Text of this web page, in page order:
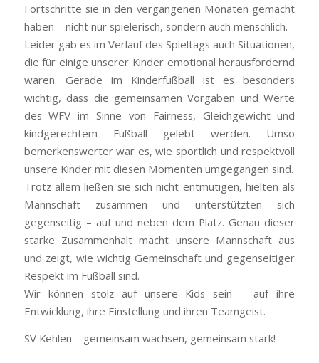
Fortschritte sie in den vergangenen Monaten gemacht
haben – nicht nur spielerisch, sondern auch menschlich.
Leider gab es im Verlauf des Spieltags auch Situationen,
die für einige unserer Kinder emotional herausfordernd
waren. Gerade im Kinderfußball ist es besonders
wichtig, dass die gemeinsamen Vorgaben und Werte
des WFV im Sinne von Fairness, Gleichgewicht und
kindgerechtem Fußball gelebt werden. Umso
bemerkenswerter war es, wie sportlich und respektvoll
unsere Kinder mit diesen Momenten umgegangen sind.
Trotz allem ließen sie sich nicht entmutigen, hielten als
Mannschaft zusammen und unterstützten sich
gegenseitig – auf und neben dem Platz. Genau dieser
starke Zusammenhalt macht unsere Mannschaft aus
und zeigt, wie wichtig Gemeinschaft und gegenseitiger
Respekt im Fußball sind.
Wir können stolz auf unsere Kids sein – auf ihre
Entwicklung, ihre Einstellung und ihren Teamgeist.
SV Kehlen – gemeinsam wachsen, gemeinsam stark!